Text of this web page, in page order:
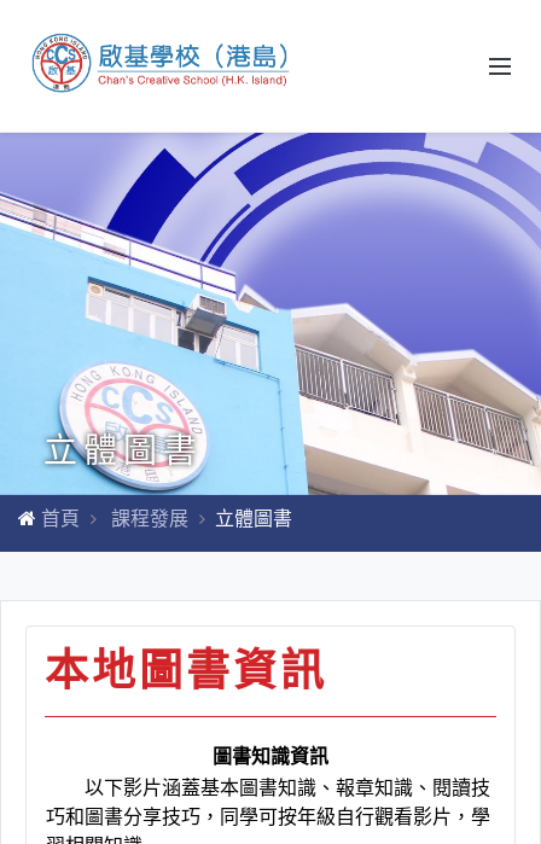
立體圖書
首頁 課程發展 立體圖書
本地圖書資訊
圖書知識資訊
以下影片涵蓋基本圖書知識、報章知識、閱讀技
巧和圖書分享技巧，同學可按年級自行觀看影片，學